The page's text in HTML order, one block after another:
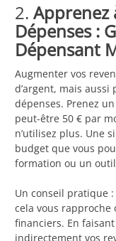
2. Apprenez
Dépenses :
Dépensant
Augmenter vos
d’argent, mais
dépenses. Prenez
peut-être 50 € par
n’utilisez plus. Une
budget que vous
formation ou un
Un conseil pratique
cela vous rapproche
financiers. En
indirectement vos